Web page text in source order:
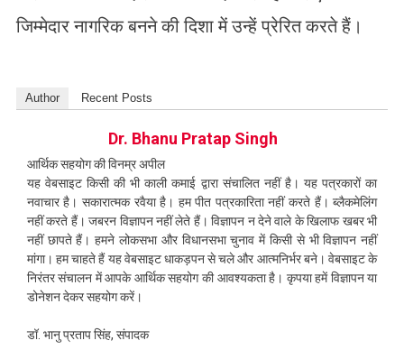
जिम्मेदार नागरिक बनने की दिशा में उन्हें प्रेरित करते हैं।
Author Recent Posts
Dr. Bhanu Pratap Singh
आर्थिक सहयोग की विनम्र अपील
यह वेबसाइट किसी की भी काली कमाई द्वारा संचालित नहीं है। यह पत्रकारों का
नवाचार है। सकारात्मक रवैया है। हम पीत पत्रकारिता नहीं करते हैं। ब्लैकमेलिंग
नहीं करते हैं। जबरन विज्ञापन नहीं लेते हैं। विज्ञापन न देने वाले के खिलाफ खबर भी
नहीं छापते हैं। हमने लोकसभा और विधानसभा चुनाव में किसी से भी विज्ञापन नहीं
मांगा। हम चाहते हैं यह वेबसाइट धाकड़पन से चले और आत्मनिर्भर बने। वेबसाइट के
निरंतर संचालन में आपके आर्थिक सहयोग की आवश्यकता है। कृपया हमें विज्ञापन या
डोनेशन देकर सहयोग करें।
डॉ. भानु प्रताप सिंह, संपादक